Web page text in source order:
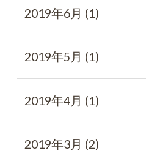
2019年6月 (1)
2019年5月 (1)
2019年4月 (1)
2019年3月 (2)